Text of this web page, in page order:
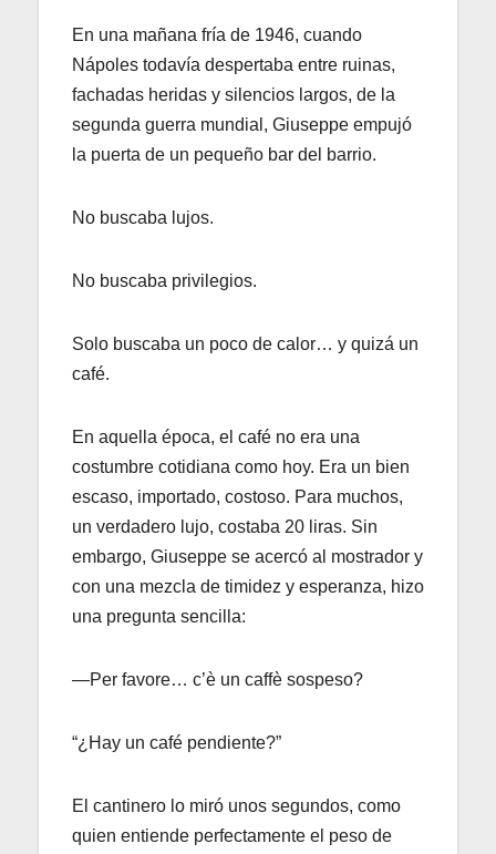
En una mañana fría de 1946, cuando
Nápoles todavía despertaba entre ruinas,
fachadas heridas y silencios largos, de la
segunda guerra mundial, Giuseppe empujó
la puerta de un pequeño bar del barrio.
No buscaba lujos.
No buscaba privilegios.
Solo buscaba un poco de calor… y quizá un
café.
En aquella época, el café no era una
costumbre cotidiana como hoy. Era un bien
escaso, importado, costoso. Para muchos,
un verdadero lujo, costaba 20 liras. Sin
embargo, Giuseppe se acercó al mostrador y
con una mezcla de timidez y esperanza, hizo
una pregunta sencilla:
—Per favore… c’è un caffè sospeso?
“¿Hay un café pendiente?”
El cantinero lo miró unos segundos, como
quien entiende perfectamente el peso de